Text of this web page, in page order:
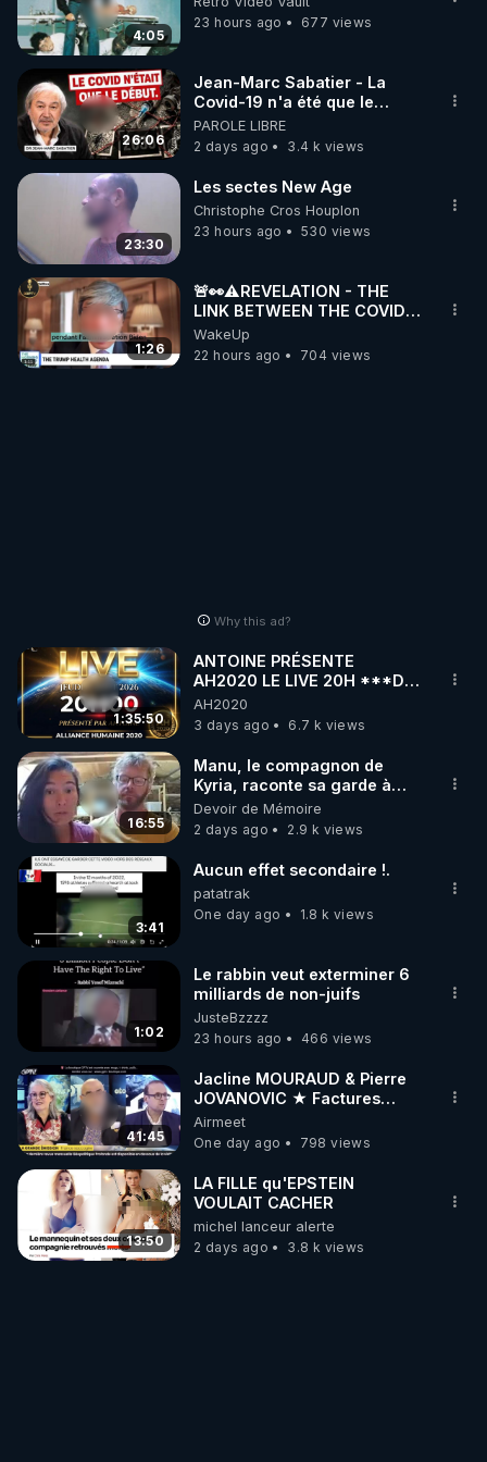
4:05
23 hours ago
677 views
26:06
Jean-Marc Sabatier - La
Covid-19 n'a été que le
début - L'ARNm & l'ARNm-aa
jusqu où auront-t-il ?
PAROLE LIBRE
2 days ago
3.4 k views
23:30
Les sectes New Age
Christophe Cros Houplon
23 hours ago
530 views
1:26
🚨👀⚠️REVELATION - THE
LINK BETWEEN THE COVID
VACCINE AND CANCER -LIEN
VACCIN COVID ET CANCER
WakeUp
22 hours ago
704 views
Why this ad?
1:35:50
ANTOINE PRÉSENTE
AH2020 LE LIVE 20H ***DU
06/08/2026***
AH2020
3 days ago
6.7 k views
16:55
Manu, le compagnon de
Kyria, raconte sa garde à
vue musclée. PARTAGEZ!
Devoir de Mémoire
2 days ago
2.9 k views
3:41
Aucun effet secondaire !.
patatrak
One day ago
1.8 k views
1:02
Le rabbin veut exterminer 6
milliards de non-juifs
JusteBzzzz
23 hours ago
466 views
41:45
Jacline MOURAUD & Pierre
JOVANOVIC ★ Factures
Impayées : Où Est Passé Le
Pognon ?
Airmeet
One day ago
798 views
13:50
LA FILLE qu'EPSTEIN
VOULAIT CACHER
michel lanceur alerte
2 days ago
3.8 k views